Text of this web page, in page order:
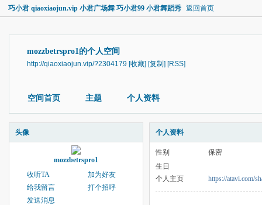
巧小君 qiaoxiaojun.vip 小君广场舞 巧小君99 小君舞蹈秀 返回首页
mozzbetrspro1的个人空间
http://qiaoxiaojun.vip/?2304179 [收藏] [复制] [RSS]
空间首页 主题 个人资料
头像
mozzbetrspro1
收听TA
加为好友
给我留言
打个招呼
发送消息
个人资料
性别
保密
生日
个人主页
https://atavi.com/